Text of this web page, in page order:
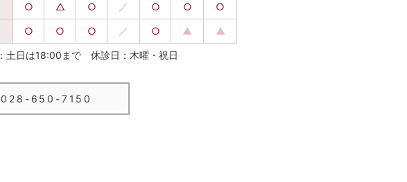
○ △ ○ ／ ○ ○ ○
○ ○ ○ ／ ○ ▲ ▲
：土日は18:00まで 休診日：木曜・祝日
028-650-7150